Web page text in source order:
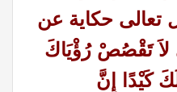
تعالى حكاية عن
لاَ تَقْصُصْ رُؤْيَاكَ
كَيْدًا إِنَّ